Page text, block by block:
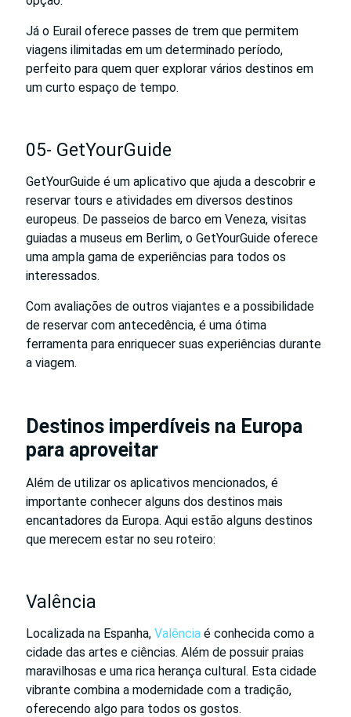
Já o Eurail oferece passes de trem que permitem
viagens ilimitadas em um determinado período,
perfeito para quem quer explorar vários destinos em
um curto espaço de tempo.
05- GetYourGuide
GetYourGuide é um aplicativo que ajuda a descobrir e
reservar tours e atividades em diversos destinos
europeus. De passeios de barco em Veneza, visitas
guiadas a museus em Berlim, o GetYourGuide oferece
uma ampla gama de experiências para todos os
interessados.
Com avaliações de outros viajantes e a possibilidade
de reservar com antecedência, é uma ótima
ferramenta para enriquecer suas experiências durante
a viagem.
Destinos imperdíveis na Europa
para aproveitar
Além de utilizar os aplicativos mencionados, é
importante conhecer alguns dos destinos mais
encantadores da Europa. Aqui estão alguns destinos
que merecem estar no seu roteiro:
Valência
Localizada na Espanha, Valência é conhecida como a
cidade das artes e ciências. Além de possuir praias
maravilhosas e uma rica herança cultural. Esta cidade
vibrante combina a modernidade com a tradição,
oferecendo algo para todos os gostos.